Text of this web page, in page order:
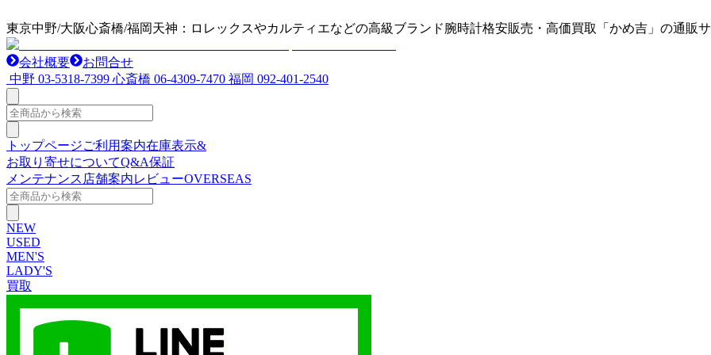
東京中野/大阪心斎橋/福岡天神：ロレックスやカルティエなどの高級ブランド腕時計格安販売・高価買取「かめ吉」の通販
会社概要
お問合せ
中野 03-5318-7399 心斎橋 06-4309-7470 福岡 092-401-2540
トップページご利用案内在庫表示&
お取り寄せについてQ&A保証
メンテナンス 店舗案内レビューOVERSEAS
NEW
USED
MEN'S
LADY'S
買取